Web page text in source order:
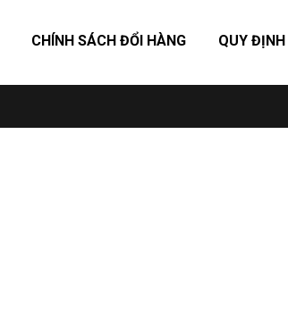
CHÍNH SÁCH ĐỔI HÀNG QUY ĐỊNH